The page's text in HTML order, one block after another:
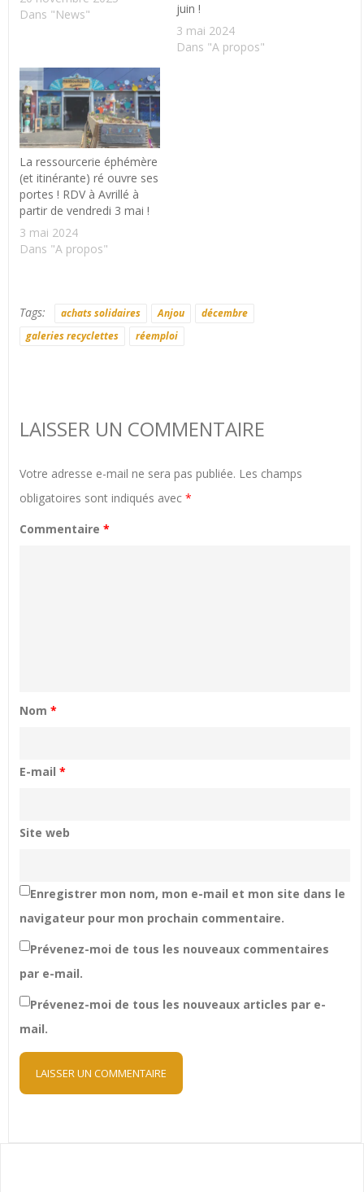
Dans "News"
juin !
3 mai 2024
Dans "A propos"
La ressourcerie éphémère
(et itinérante) ré ouvre ses
portes ! RDV à Avrillé à
partir de vendredi 3 mai !
3 mai 2024
Dans "A propos"
Tags: achats solidaires Anjou
décembre
galeries recyclettes
réemploi
LAISSER UN COMMENTAIRE
Votre adresse e-mail ne sera pas publiée. Les champs
obligatoires sont indiqués avec *
Commentaire *
Nom *
E-mail *
Site web
Enregistrer mon nom, mon e-mail et mon site dans le
navigateur pour mon prochain commentaire.
Prévenez-moi de tous les nouveaux commentaires
par e-mail.
Prévenez-moi de tous les nouveaux articles par e-
mail.